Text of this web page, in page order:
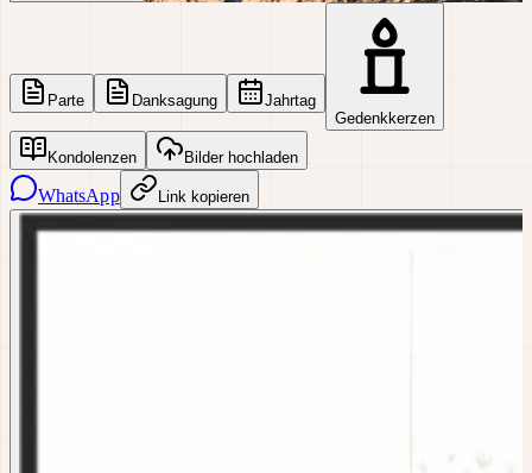
Parte Danksagung
Jahrtag
Gedenkkerzen
Kondolenzen Bilder hochladen
WhatsApp Link kopieren